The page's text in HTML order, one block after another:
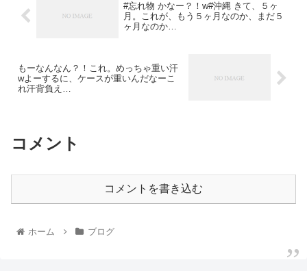
#忘れ物 かなー？！w#沖縄 きて、５ヶ
月。これが、もう５ヶ月なのか、まだ５
ヶ月なのか…
もーなんなん？！これ。めっちゃ重い汗
wよーするに、ケースが重いんだなーこ
れ汗背負え…
コメント
コメントを書き込む
ホーム ブログ